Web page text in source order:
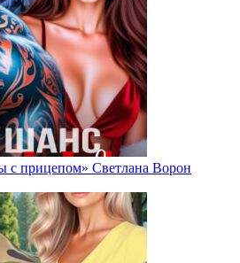
с прицепом» Светлана Ворон